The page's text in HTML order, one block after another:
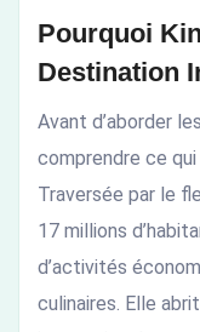
Pourquoi
Destination
Avant d’aborder
comprendre ce qui
Traversée par le
17 millions
d’activités
culinaires. Elle